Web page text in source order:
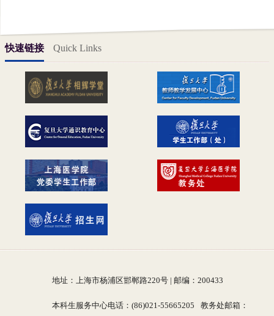
快速链接 Quick Links
地址：上海市杨浦区邯郸路220号 | 邮编：200433
本科生服务中心电话：(86)021-55665205 教务处邮箱：